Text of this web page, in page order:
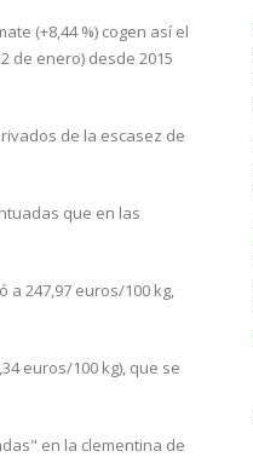
(+8,44 %) cogen así el
de enero) desde 2015
de la escasez de
que en las
247,97 euros/100 kg,
euros/100 kg), que se
en la clementina de